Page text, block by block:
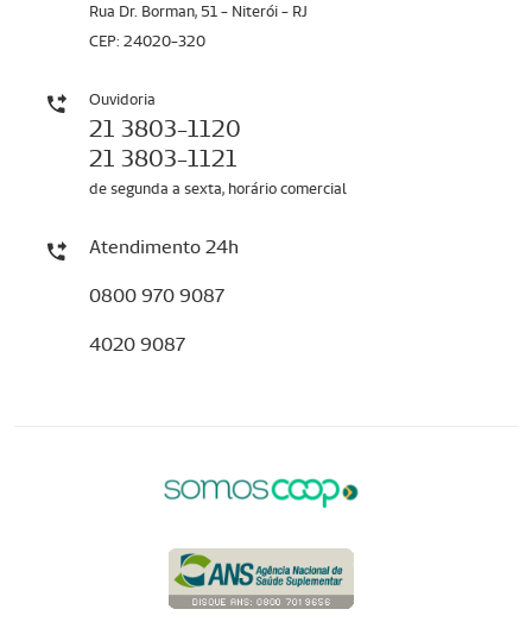
Rua Dr. Borman, 51 - Niterói - RJ
CEP: 24020-320
Ouvidoria
21 3803-1120
21 3803-1121
de segunda a sexta, horário comercial
Atendimento 24h
0800 970 9087
4020 9087